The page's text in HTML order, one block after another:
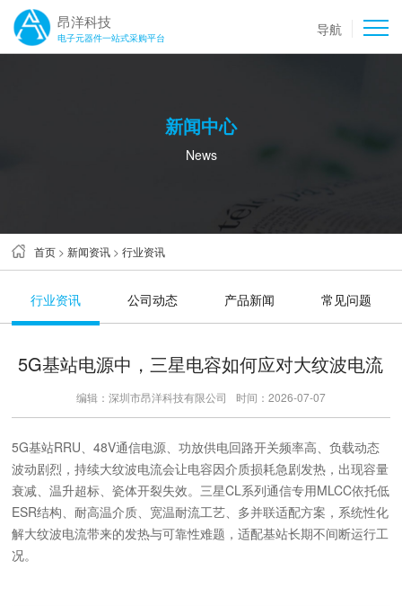
昂洋科技
电子元器件一站式采购平台 导航
新闻中心
News
首页 >新闻资讯 >行业资讯
行业资讯 公司动态 产品新闻 常见问题
5G基站电源中，三星电容如何应对大纹波电流
编辑：深圳市昂洋科技有限公司 时间：2026-07-07
5G基站RRU、48V通信电源、功放供电回路开关频率高、负载动态
波动剧烈，持续大纹波电流会让电容因介质损耗急剧发热，出现容量
衰减、温升超标、瓷体开裂失效。三星CL系列通信专用MLCC依托低
ESR结构、耐高温介质、宽温耐流工艺、多并联适配方案，系统性化
解大纹波电流带来的发热与可靠性难题，适配基站长期不间断运行工
况。